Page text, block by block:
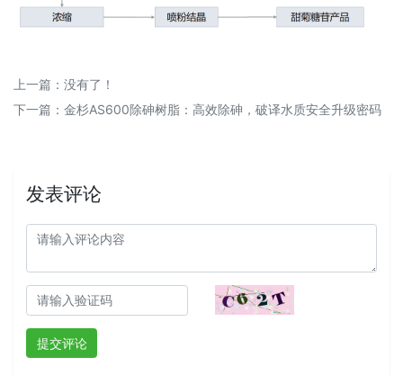
上一篇 ：没有了！
下一篇 ： 金杉AS600除砷树脂：高效除砷，破译水质安全升级密码
发表评论
提交评论